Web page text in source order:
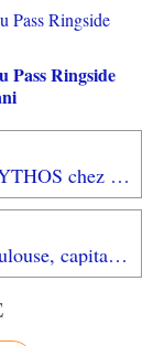
Ringside
[REVUE LIVRE GAMING] HALO MYTHOS chez 404 Editions
[TOULOUSE GAME SHOW 2016] Toulouse, capitale du cosplay!